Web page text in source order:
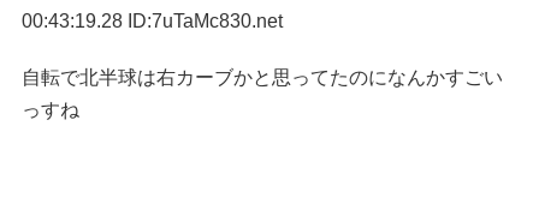
00:43:19.28 ID:7uTaMc830.net
自転で北半球は右カーブかと思ってたのになんかすごい
っすね